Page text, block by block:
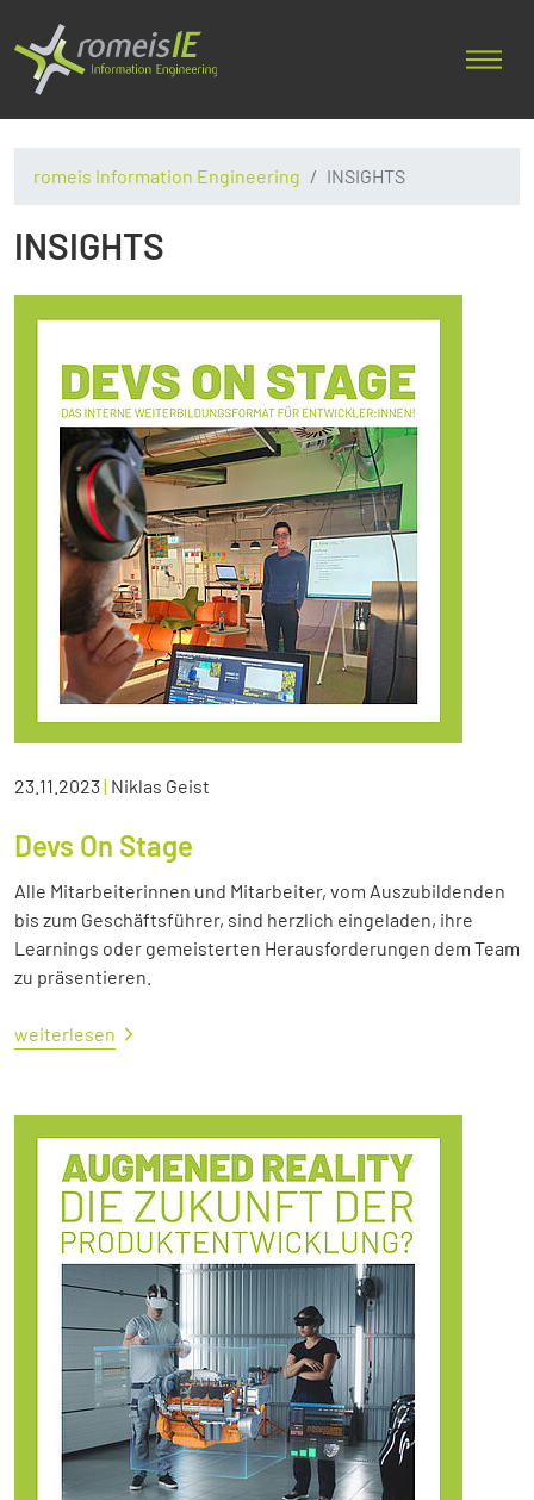
romeis Information Engineering INSIGHTS
INSIGHTS
23.11.2023| Niklas Geist
Devs On Stage
Alle Mitarbeiterinnen und Mitarbeiter, vom Auszubildenden
bis zum Geschäftsführer, sind herzlich eingeladen, ihre
Learnings oder gemeisterten Herausforderungen dem Team
zu präsentieren.
weiterlesen